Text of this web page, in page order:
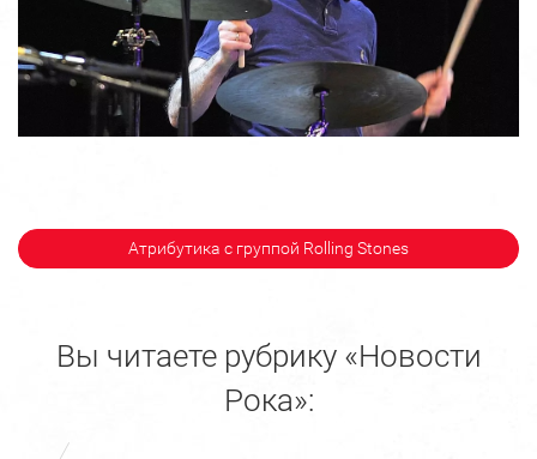
Атрибутика с группой Rolling Stones
Вы читаете рубрику «Новости
Рока»: